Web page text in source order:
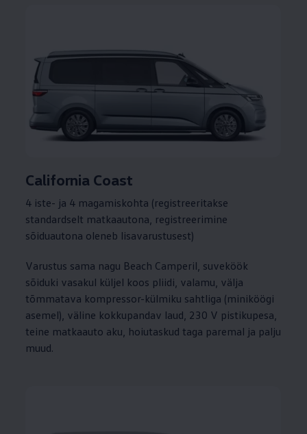
California Coast
4 iste- ja 4 magamiskohta (registreeritakse
standardselt matkaautona, registreerimine
sõiduautona oleneb lisavarustusest)
Varustus sama nagu Beach Camperil, suveköök
sõiduki vasakul küljel koos pliidi, valamu, välja
tõmmatava kompressor-külmiku sahtliga (miniköögi
asemel), väline kokkupandav laud, 230 V pistikupesa,
teine matkaauto aku, hoiutaskud taga paremal ja palju
muud.